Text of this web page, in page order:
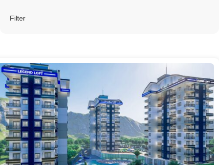
Filter